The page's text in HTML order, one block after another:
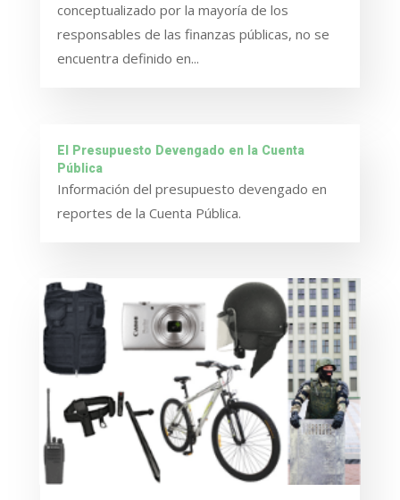
conceptualizado por la mayoría de los
responsables de las finanzas públicas, no se
encuentra definido en...
El Presupuesto Devengado en la Cuenta
Pública
Información del presupuesto devengado en
reportes de la Cuenta Pública.